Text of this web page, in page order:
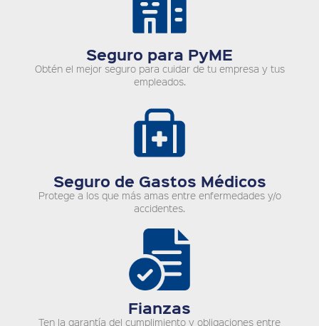
Seguro para PyME
Obtén el mejor seguro para cuidar de tu empresa y tus
empleados.
Seguro de Gastos Médicos
Protege a los que más amas entre enfermedades y/o
accidentes.
Fianzas
Ten la garantía del cumplimiento y obligaciones entre